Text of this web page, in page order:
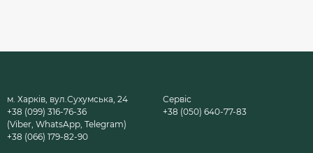
м. Харків, вул.Сухумська, 24
+38 (099) 316-76-36
(Viber, WhatsApp, Telegram)
+38 (066) 179-82-90
Сервіс
+38 (050) 640-77-83